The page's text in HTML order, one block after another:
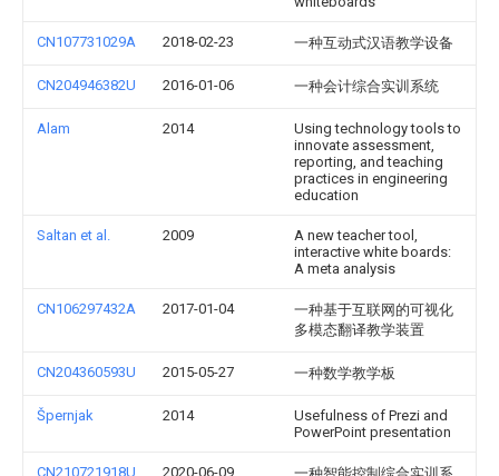
CN107731029A 2018-02-23 一种互动式汉语教学设备
CN204946382U 2016-01-06 一种会计综合实训系统
Alam 2014
Using technology tools to
innovate assessment,
reporting, and teaching
practices in engineering
education
Saltan et al. 2009
A new teacher tool,
interactive white boards:
A meta analysis
CN106297432A 2017-01-04
一种基于互联网的可视化
多模态翻译教学装置
CN204360593U 2015-05-27 一种数学教学板
Špernjak 2014
Usefulness of Prezi and
PowerPoint presentation
CN210721918U 2020-06-09